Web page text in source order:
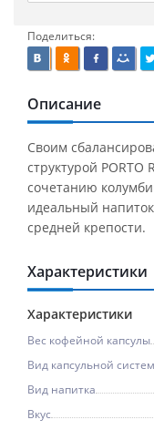
Поделиться:
Описание
Своим
структурой PORTO
сочетанию
идеальный
средней крепости.
Характеристики
Характеристики
Вес кофейной капсулы
Вид капсульной
Вид напитка
Вкус